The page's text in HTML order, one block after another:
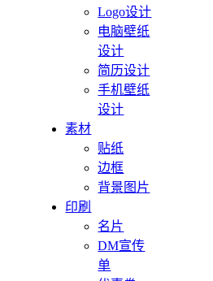
Logo设计
电脑壁纸
设计
简历设计
手机壁纸
设计
素材
贴纸
边框
背景图片
印刷
名片
DM宣传
单